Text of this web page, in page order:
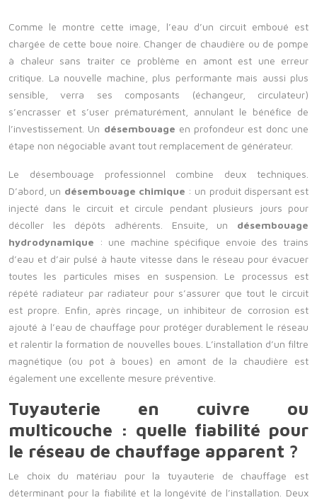
Comme le montre cette image, l’eau d’un circuit emboué est
chargée de cette boue noire. Changer de chaudière ou de pompe
à chaleur sans traiter ce problème en amont est une erreur
critique. La nouvelle machine, plus performante mais aussi plus
sensible, verra ses composants (échangeur, circulateur)
s’encrasser et s’user prématurément, annulant le bénéfice de
l’investissement. Un désembouage en profondeur est donc une
étape non négociable avant tout remplacement de générateur.
Le désembouage professionnel combine deux techniques.
D’abord, un désembouage chimique : un produit dispersant est
injecté dans le circuit et circule pendant plusieurs jours pour
décoller les dépôts adhérents. Ensuite, un désembouage
hydrodynamique : une machine spécifique envoie des trains
d’eau et d’air pulsé à haute vitesse dans le réseau pour évacuer
toutes les particules mises en suspension. Le processus est
répété radiateur par radiateur pour s’assurer que tout le circuit
est propre. Enfin, après rinçage, un inhibiteur de corrosion est
ajouté à l’eau de chauffage pour protéger durablement le réseau
et ralentir la formation de nouvelles boues. L’installation d’un filtre
magnétique (ou pot à boues) en amont de la chaudière est
également une excellente mesure préventive.
Tuyauterie en cuivre ou
multicouche : quelle fiabilité pour
le réseau de chauffage apparent ?
Le choix du matériau pour la tuyauterie de chauffage est
déterminant pour la fiabilité et la longévité de l’installation. Deux